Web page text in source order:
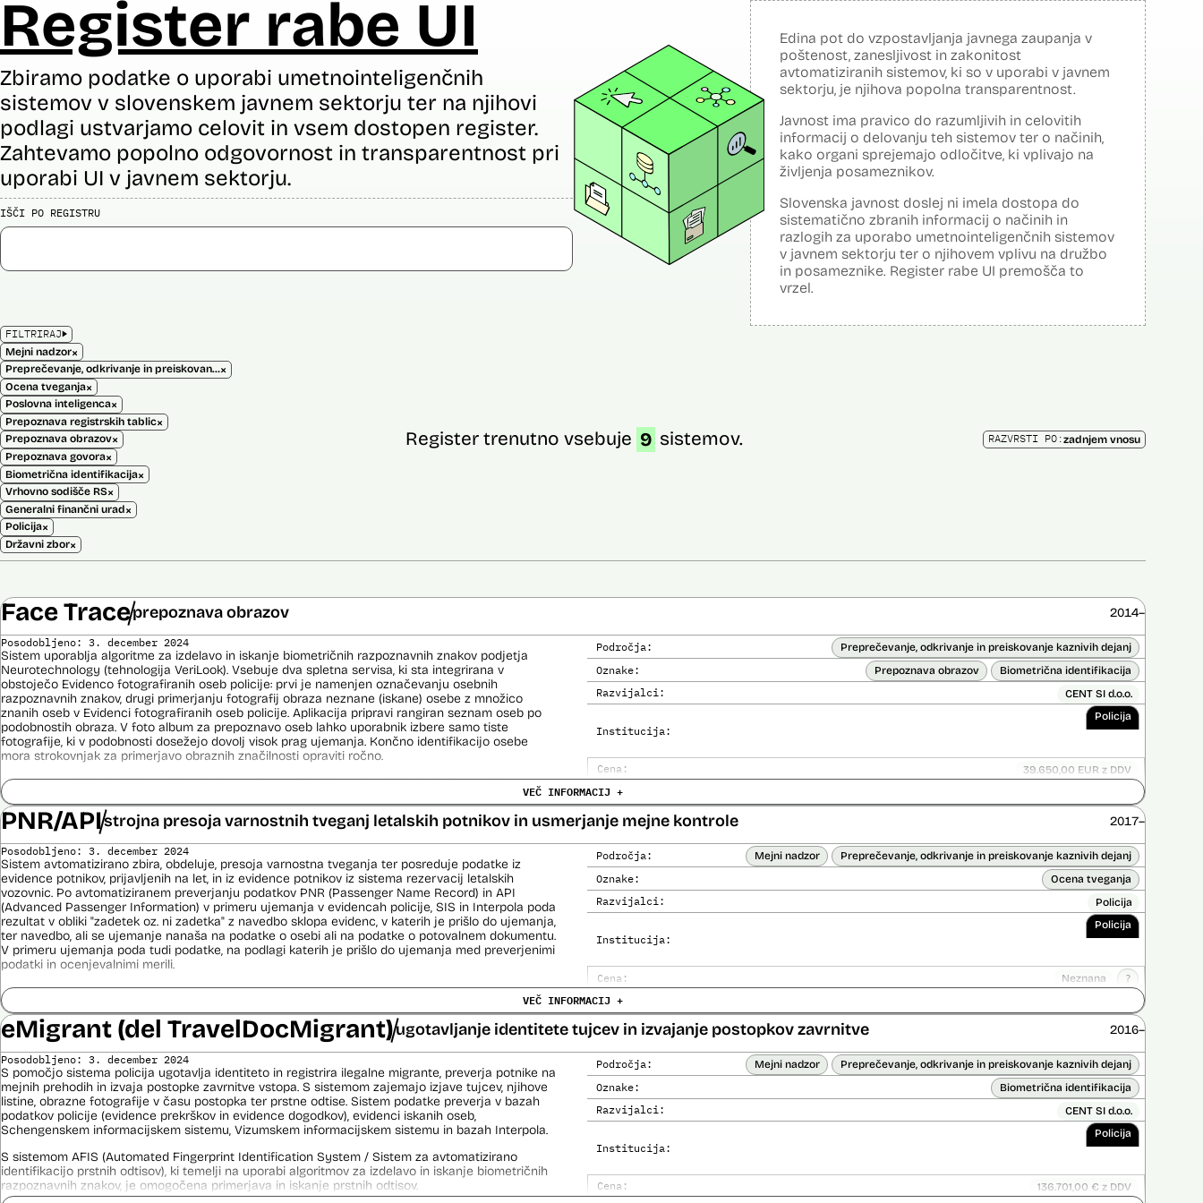
Register rabe UI
Zbiramo podatke o uporabi umetnointeligenčnih
sistemov v slovenskem javnem sektorju ter na njihovi
podlagi ustvarjamo celovit in vsem dostopen register.
Zahtevamo popolno odgovornost in transparentnost pri
uporabi UI v javnem sektorju.
IŠČI PO REGISTRU
Edina pot do vzpostavljanja javnega zaupanja v
poštenost, zanesljivost in zakonitost
avtomatiziranih sistemov, ki so v uporabi v javnem
sektorju, je njihova popolna transparentnost.
Javnost ima pravico do razumljivih in celovitih
informacij o delovanju teh sistemov ter o načinih,
kako organi sprejemajo odločitve, ki vplivajo na
življenja posameznikov.
Slovenska javnost doslej ni imela dostopa do
sistematično zbranih informacij o načinih in
razlogih za uporabo umetnointeligenčnih sistemov
v javnem sektorju ter o njihovem vplivu na družbo
in posameznike. Register rabe UI premošča to
vrzel.
FILTRIRAJ
Mejni nadzor×
Preprečevanje, odkrivanje in preiskovanje kaznivih dejanj×
Ocena tveganja×
Poslovna inteligenca×
Prepoznava registrskih tablic×
Prepoznava obrazov×
Prepoznava govora×
Biometrična identifikacija×
Vrhovno sodišče RS×
Generalni finančni urad×
Policija×
Državni zbor×
Register trenutno vsebuje 9 sistemov. RAZVRSTI PO:zadnjem vnosu
Face Traceprepoznava obrazov 2014–
Področja: Preprečevanje, odkrivanje in preiskovanje kaznivih dejanj
Oznake: Prepoznava obrazov Biometrična identifikacija
Razvijalci: CENT SI d.o.o.
Institucija:
Policija
Cena: 39.650,00 EUR z DDV
Trajanje licence:
Analiza učinka na človekove pravice opravljena: Ne
Posodobljeno: 3. december 2024
Sistem uporablja algoritme za izdelavo in iskanje biometričnih razpoznavnih znakov podjetja
Neurotechnology (tehnologija VeriLook). Vsebuje dva spletna servisa, ki sta integrirana v
obstoječo Evidenco fotografiranih oseb policije: prvi je namenjen označevanju osebnih
razpoznavnih znakov, drugi primerjanju fotografij obraza neznane (iskane) osebe z množico
znanih oseb v Evidenci fotografiranih oseb policije. Aplikacija pripravi rangiran seznam oseb po
podobnostih obraza. V foto album za prepoznavo oseb lahko uporabnik izbere samo tiste
fotografije, ki v podobnosti dosežejo dovolj visok prag ujemanja. Končno identifikacijo osebe
mora strokovnjak za primerjavo obraznih značilnosti opraviti ročno.
Sistem uporablja sledeče podatke: Evidenca fotografiranih oseb policije (del informacijsko
telekomunikacijskega sistema policije (ITSP)), neznano slikovno gradivo za primerjavo.
Viri:
Brošura 60 let informacijsko telekomunikacijskega sistema policije
Spletno mesto podjetja Neurotechnology, podstran VeriLook
Poročilo Automating Society report 2020 za Slovenijo
Odgovor na zahtevo za dostop do informacij javnega značaja
Dokument Povabilo k oddaji ponudbe
Dokument Obvestilo o oddaji naročila
VEČ INFORMACIJ +
PNR/APIstrojna presoja varnostnih tveganj letalskih potnikov in usmerjanje mejne kontrole 2017–
Področja: Mejni nadzor Preprečevanje, odkrivanje in preiskovanje kaznivih dejanj
Oznake: Ocena tveganja
Razvijalci: Policija
Institucija:
Policija
Cena: Neznana ?
Analiza učinka na človekove pravice opravljena:
Analiza učinka na osebne podatke opravljena: ?
Posodobljeno: 3. december 2024
Sistem avtomatizirano zbira, obdeluje, presoja varnostna tveganja ter posreduje podatke iz
evidence potnikov, prijavljenih na let, in iz evidence potnikov iz sistema rezervacij letalskih
vozovnic. Po avtomatiziranem preverjanju podatkov PNR (Passenger Name Record) in API
(Advanced Passenger Information) v primeru ujemanja v evidencah policije, SIS in Interpola poda
rezultat v obliki "zadetek oz. ni zadetka" z navedbo sklopa evidenc, v katerih je prišlo do ujemanja,
ter navedbo, ali se ujemanje nanaša na podatke o osebi ali na podatke o potovalnem dokumentu.
V primeru ujemanja poda tudi podatke, na podlagi katerih je prišlo do ujemanja med preverjenimi
podatki in ocenjevalnimi merili.
Ocenjevalna merila so oblikovana z analitično obdelavo podatkov, pri čemer se oblikujejo
indikatorji tveganja, ki predstavljajo posamezne podatke, za katere je bilo pri analitični obdelavi
ugotovljeno, da predstavljajo specifične potovalne vzorce storilcev terorističnih in drugih hudih
kaznivih dejanj oziroma njihovih žrtev ter zato omogočajo usmerjeno delo policije in drugih
pristojnih organov na takšne osebe. Nacionalna enota za informacije o potnikih lahko glede na
utemeljene razloge v posamičnem primeru posreduje podatke potnikov, prijavljenih na let,
oziroma podatke potnikov iz sistema rezervacij letalskih vozovnic oziroma rezultate njihove
obdelave drugim enotam policije.
Uslužbenci nacionalne enote za informacije o potnikih vsa ujemanja pri avtomatizirani obdelavi
podatkov ter varnostna tveganja posamično pregledajo še z neavtomatiziranimi sredstvi.
Sistem uporablja sledeče vire podatkov: Evidenca potnikov, prijavljenih na let, Evidenca potnikov
iz sistema rezervacij letalskih vozovnic, Evidence policije, Schengenskega informacijskega
sistema, Interpola.
VEČ INFORMACIJ +
eMigrant (del TravelDocMigrant)ugotavljanje identitete tujcev in izvajanje postopkov zavrnitve 2016–
Področja: Mejni nadzor Preprečevanje, odkrivanje in preiskovanje kaznivih dejanj
Oznake: Biometrična identifikacija
Razvijalci: CENT SI d.o.o.
Institucija:
Policija
Cena: 136.701,00 € z DDV
Posodobljeno: 3. december 2024
S pomočjo sistema policija ugotavlja identiteto in registrira ilegalne migrante, preverja potnike na
mejnih prehodih in izvaja postopke zavrnitve vstopa. S sistemom zajemajo izjave tujcev, njihove
listine, obrazne fotografije v času postopka ter prstne odtise. Sistem podatke preverja v bazah
podatkov policije (evidence prekrškov in evidence dogodkov), evidenci iskanih oseb,
Schengenskem informacijskem sistemu, Vizumskem informacijskem sistemu in bazah Interpola.
S sistemom AFIS (Automated Fingerprint Identification System / Sistem za avtomatizirano
identifikacijo prstnih odtisov), ki temelji na uporabi algoritmov za izdelavo in iskanje biometričnih
razpoznavnih znakov, je omogočena primerjava in iskanje prstnih odtisov.